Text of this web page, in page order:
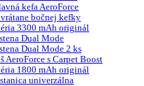
kefa AeroForce
bočnej kefky
3300 mAh originál
Dual Mode
Dual Mode 2 ks
AeroForce s Carpet Boost
1800 mAh originál
univerzálna